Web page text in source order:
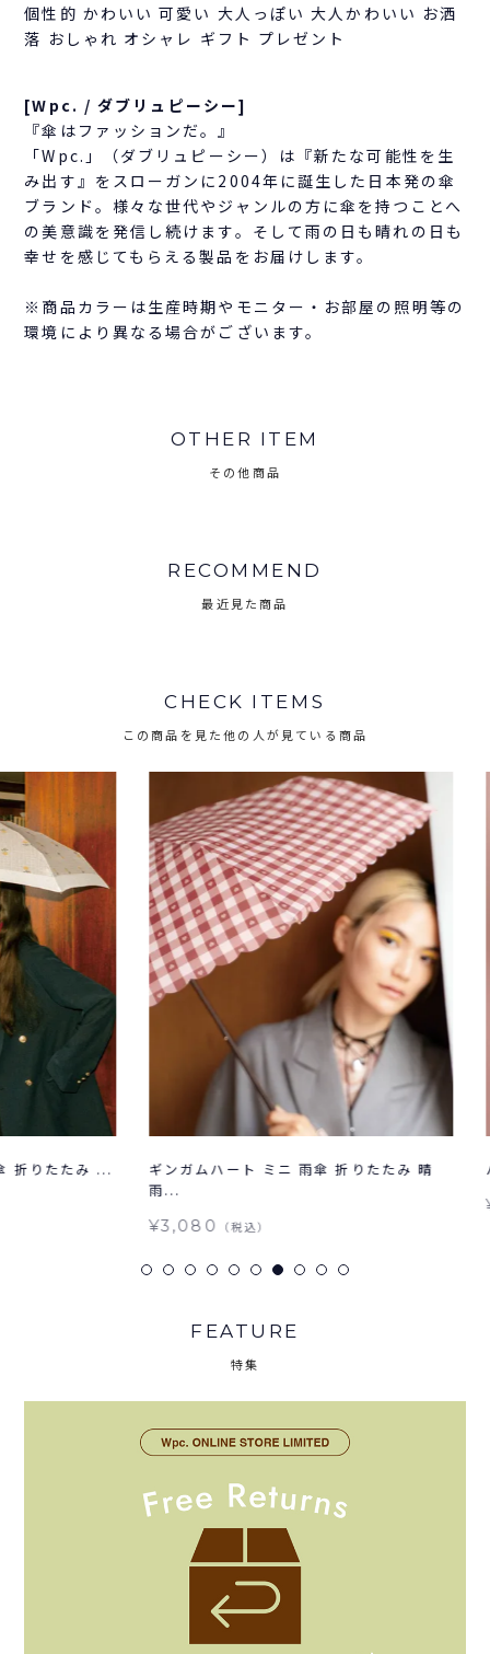
個性的 かわいい 可愛い 大人っぽい 大人かわいい お洒
落 おしゃれ オシャレ ギフト プレゼント
[Wpc. / ダブリュピーシー]
『傘はファッションだ。』
「Wpc.」（ダブリュピーシー）は『新たな可能性を生
み出す』をスローガンに2004年に誕生した日本発の傘
ブランド。様々な世代やジャンルの方に傘を持つことへ
の美意識を発信し続けます。そして雨の日も晴れの日も
幸せを感じてもらえる製品をお届けします。
※商品カラーは生産時期やモニター・お部屋の照明等の
環境により異なる場合がございます。
OTHER ITEM
その他商品
RECOMMEND
最近見た商品
CHECK ITEMS
この商品を見た他の人が見ている商品
たみ ...
ギンガムハート ミニ 雨傘 折りたたみ 晴
¥3,080（税込）
パピー
FEATURE
特集